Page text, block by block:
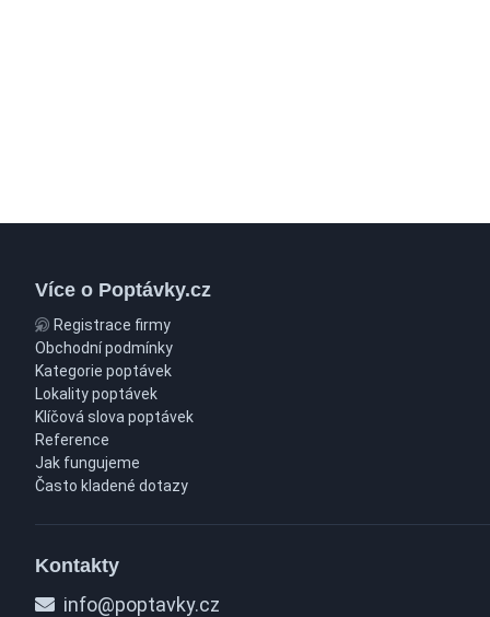
Více o Poptávky.cz
Registrace firmy
Obchodní podmínky
Kategorie poptávek
Lokality poptávek
Klíčová slova poptávek
Reference
Jak fungujeme
Často kladené dotazy
Kontakty
info@poptavky.cz